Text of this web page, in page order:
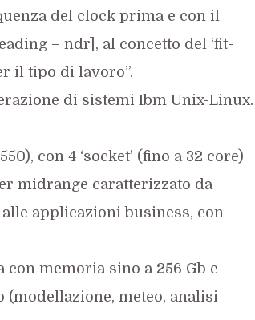
del clock prima e con il
– ndr], al concetto del ‘fit-
il tipo di lavoro”.
di sistemi Ibm Unix-Linux.
con 4 ‘socket’ (fino a 32 core)
midrange caratterizzato da
applicazioni business, con
memoria sino a 256 Gb e
meteo, analisi